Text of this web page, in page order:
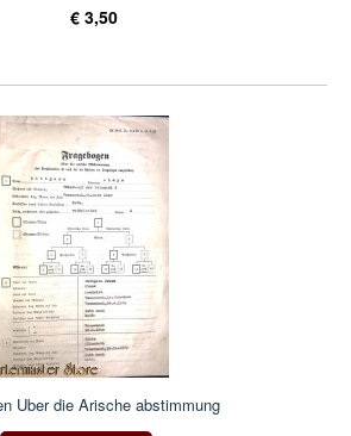
€ 3,50
Uber die Arische abstimmung